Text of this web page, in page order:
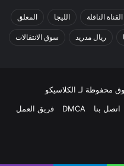
القناة الناقلة الليجا المعلق
ريال مدريد سوق الانتقالات
اتصل بنا DMCA فريق العمل